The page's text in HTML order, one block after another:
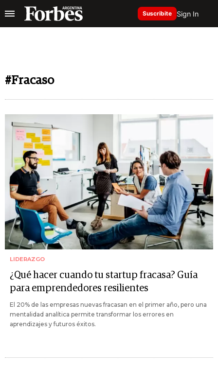
Suscribite Sign In
#Fracaso
LIDERAZGO
¿Qué hacer cuando tu startup fracasa? Guía
para emprendedores resilientes
El 20% de las empresas nuevas fracasan en el primer año, pero una
mentalidad analítica permite transformar los errores en
aprendizajes y futuros éxitos.